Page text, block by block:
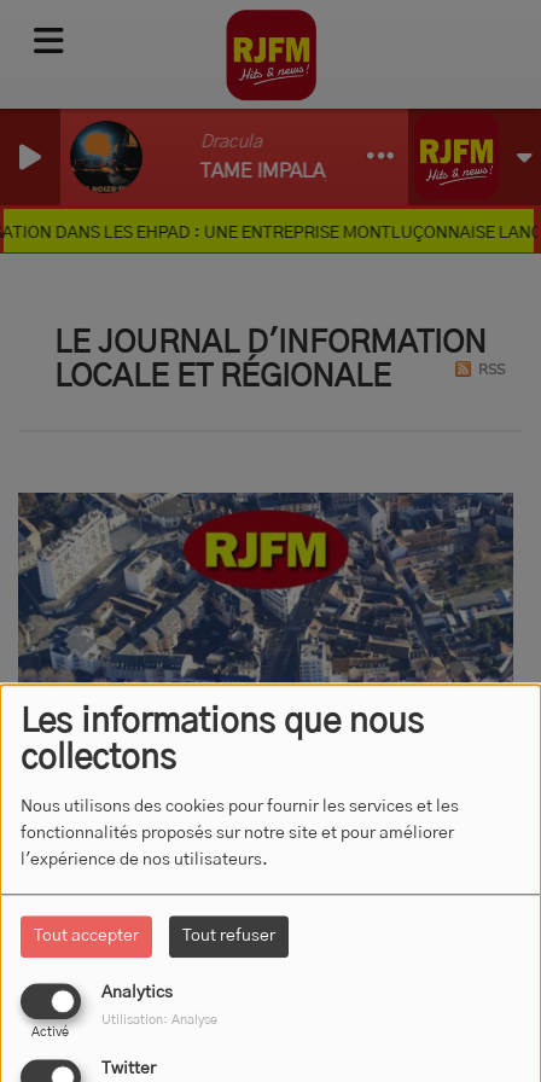
Les informations que nous
collectons
Nous utilisons des cookies pour fournir les services et les
fonctionnalités proposés sur notre site et pour améliorer
l'expérience de nos utilisateurs.
Tout accepter Tout refuser
Analytics
Activé
Utilisation: Analyse
Twitter
Dracula
TAME IMPALA, JENNIE, BOYS NOIZE
DANS LES EHPAD : UNE ENTREPRISE MONTLUÇONNAISE LANCE
LE JOURNAL D'INFORMATION
LOCALE ET RÉGIONALE
RSS
L'essentiel de l'information locale et régionale, chaque jour, sur
RJFM
LE JOURNAL D'INFORMATIONS
LOCALES ET RÉGIONALES